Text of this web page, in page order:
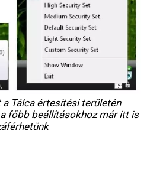
Tálca értesítési területén
főbb beállításokhoz már itt is